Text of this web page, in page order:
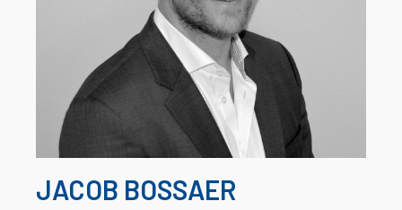
JACOB BOSSAER